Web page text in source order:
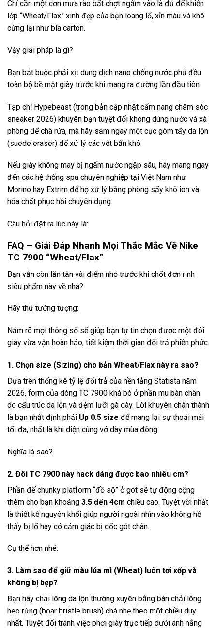
Chỉ cần một cơn mưa rào bất chợt ngấm vào là đủ để khiến
lớp “Wheat/Flax” xinh đẹp của bạn loang lổ, xỉn màu và khô
cứng lại như bìa carton.
Vậy giải pháp là gì?
Bạn bắt buộc phải xịt dung dịch nano chống nước phủ đều
toàn bộ bề mặt giày trước khi mang ra đường lần đầu tiên.
Tạp chí Hypebeast (trong bản cập nhật cẩm nang chăm sóc
sneaker 2026) khuyên bạn tuyệt đối không dùng nước và xà
phòng để chà rửa, mà hãy sắm ngay một cục gôm tẩy da lộn
(suede eraser) để xử lý các vết bẩn khô.
Nếu giày không may bị ngấm nước ngập sâu, hãy mang ngay
đến các hệ thống spa chuyên nghiệp tại Việt Nam như
Morino hay Extrim để họ xử lý bằng phòng sấy khô ion và
hóa chất phục hồi chuyên dụng.
Câu hỏi đặt ra lúc này là:
FAQ – Giải Đáp Nhanh Mọi Thắc Mắc Về Nike
TC 7900 “Wheat/Flax”
Bạn vẫn còn lăn tăn vài điểm nhỏ trước khi chốt đơn rinh
siêu phẩm này về nhà?
Hãy thử tưởng tượng:
Nắm rõ mọi thông số sẽ giúp bạn tự tin chọn được một đôi
giày vừa vặn hoàn hảo, tiết kiệm thời gian đổi trả phiền phức.
1. Chọn size (Sizing) cho bản Wheat/Flax này ra sao?
Dựa trên thống kê tỷ lệ đổi trả của nền tảng Statista năm
2026, form của dòng TC 7900 khá bó ở phần mu bàn chân
do cấu trúc da lộn và đệm lưỡi gà dày. Lời khuyên chân thành
là bạn nhất định phải Up 0.5 size để mang lại sự thoải mái
tối đa, nhất là khi diện cùng vớ dày mùa đông.
Nghĩa là sao?
2. Đôi TC 7900 này hack dáng được bao nhiêu cm?
Phần đế chunky platform “đồ sộ” ở gót sẽ tự động cộng
thêm cho bạn khoảng 3.5 đến 4cm chiều cao. Tuyệt vời nhất
là thiết kế nguyên khối giúp người ngoài nhìn vào không hề
thấy bị lố hay có cảm giác bị dốc gót chân.
Cụ thể hơn nhé:
3. Làm sao để giữ màu lúa mì (Wheat) luôn tơi xốp và
không bị bẹp?
Bạn hãy chải lông da lộn thường xuyên bằng bàn chải lông
heo rừng (boar bristle brush) chà nhẹ theo một chiều duy
nhất. Tuyệt đối tránh việc phơi giày trực tiếp dưới ánh nắng